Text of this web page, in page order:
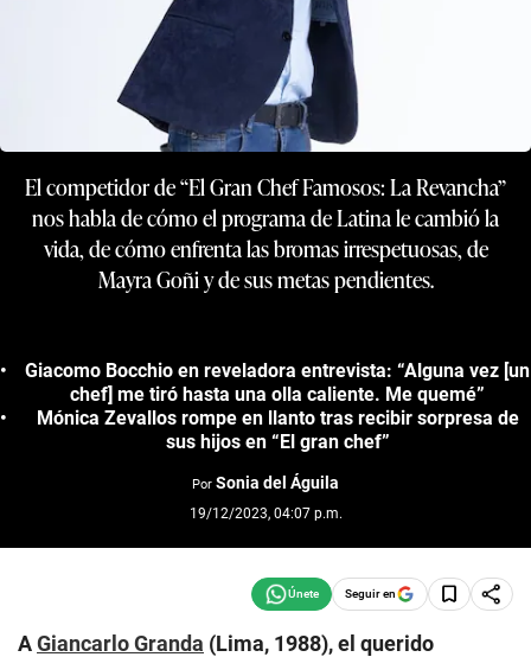
El competidor de “El Gran Chef Famosos: La Revancha”
nos habla de cómo el programa de Latina le cambió la
vida, de cómo enfrenta las bromas irrespetuosas, de
Mayra Goñi y de sus metas pendientes.
Giacomo Bocchio en reveladora entrevista: “Alguna vez [un
chef] me tiró hasta una olla caliente. Me quemé”
Mónica Zevallos rompe en llanto tras recibir sorpresa de
sus hijos en “El gran chef”
Por Sonia del Águila
19/12/2023, 04:07 p.m.
Seguir en
AGiancarlo Granda (Lima, 1988), el querido